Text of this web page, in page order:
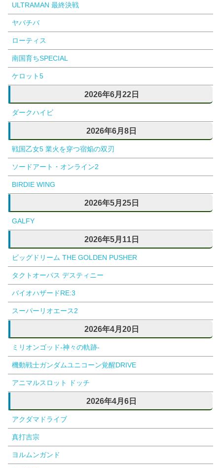
ULTRAMAN 最終決戦
ヤバチバ
ローティス
南国育ちSPECIAL
ケロット5
2026年6月22日
ダークハイビ
2026年6月8日
戦国乙女5 業火を穿つ宿焔の双刃
ソードアート・オンライン2
BIRDIE WING
2026年5月25日
GALFY
2026年5月11日
ビッグドリーム THE GOLDEN PUSHER
タクトオーパス デスティニー
バイオハザードRE:3
スーパーリオエース2
2026年4月20日
ミリオンゴッド-神々の軌跡-
機動戦士ガンダムユニコーン覚醒DRIVE
アニマルスロット ドッチ
2026年4月6日
アクダマドライブ
真打吉宗
ヨルムンガンド